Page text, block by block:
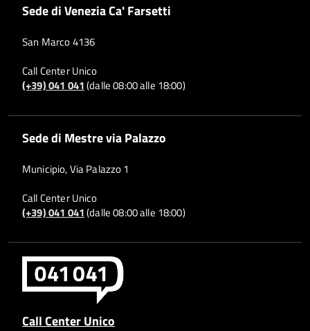
Sede di Venezia Ca' Farsetti
San Marco 4136
Call Center Unico
(+39) 041 041(dalle 08:00 alle 18:00)
Sede di Mestre via Palazzo
Municipio, Via Palazzo 1
Call Center Unico
(+39) 041 041(dalle 08:00 alle 18:00)
Call Center Unico